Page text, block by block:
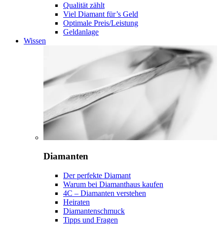
Qualität zählt
Viel Diamant für’s Geld
Optimale Preis/Leistung
Geldanlage
Wissen
Diamanten
Der perfekte Diamant
Warum bei Diamanthaus kaufen
4C – Diamanten verstehen
Heiraten
Diamantenschmuck
Tipps und Fragen